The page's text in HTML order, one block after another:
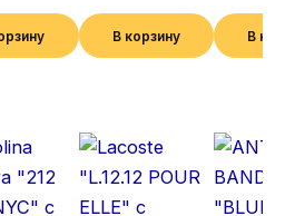
В корзину В